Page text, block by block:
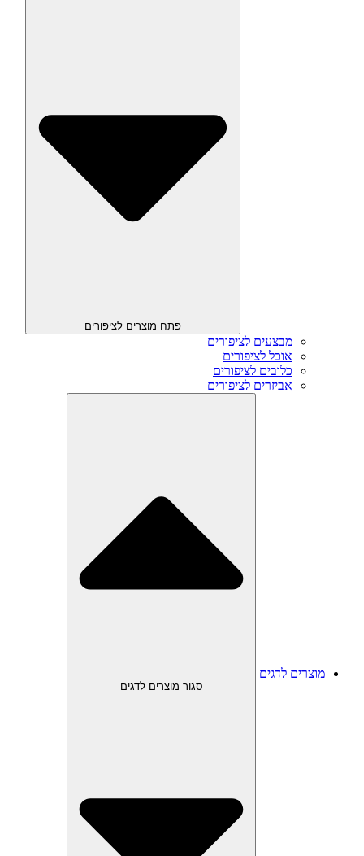
פתח מוצרים לציפורים
מבצעים לציפורים
אוכל לציפורים
כלובים לציפורים
אביזרים לציפורים
מוצרים לדגים
סגור מוצרים לדגים